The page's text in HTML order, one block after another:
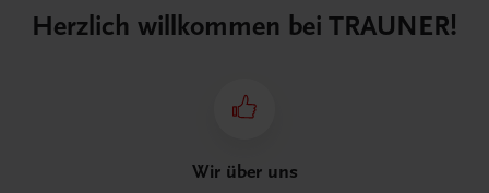
Herzlich willkommen bei TRAUNER!
Wir über uns